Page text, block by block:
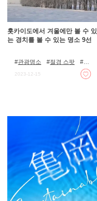
홋카이도에서 겨울에만 볼 수 있
는 경치를 볼 수 있는 명소 9선
관광명소 절경 스팟
일
2023-12-15